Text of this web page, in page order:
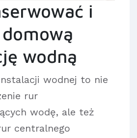
i
wodną
wodnej to nie
rur
wodę, ale też
centralnego